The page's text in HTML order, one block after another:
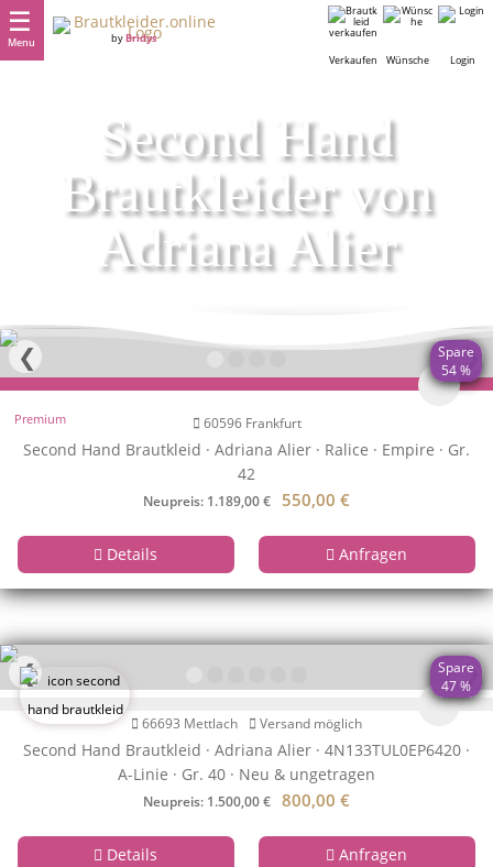
Menu byBridys
Login
Wünsche
Verkaufen
Second Hand
Brautkleider von
Adriana Alier
Spare
54 %
❮ ❯
Premium 60596 Frankfurt
Second Hand Brautkleid · Adriana Alier · Ralice · Empire · Gr.
42
Neupreis: 1.189,00 € 550,00 €
Details Anfragen
Spare
47 %
❮ ❯
66693 Mettlach Versand möglich
Second Hand Brautkleid · Adriana Alier · 4N133TUL0EP6420 ·
A-Linie · Gr. 40 · Neu & ungetragen
Neupreis: 1.500,00 € 800,00 €
Details Anfragen